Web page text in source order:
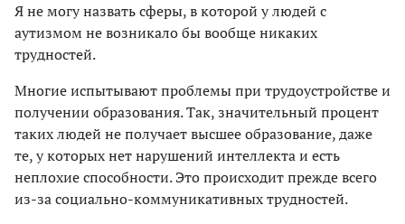
Я не могу назвать сферы, в которой у людей с
аутизмом не возникало бы вообще никаких
трудностей.
Многие испытывают проблемы при трудоустройстве и
получении образования. Так, значительный процент
таких людей не получает высшее образование, даже
те, у которых нет нарушений интеллекта и есть
неплохие способности. Это происходит прежде всего
из-за социально-коммуникативных трудностей.